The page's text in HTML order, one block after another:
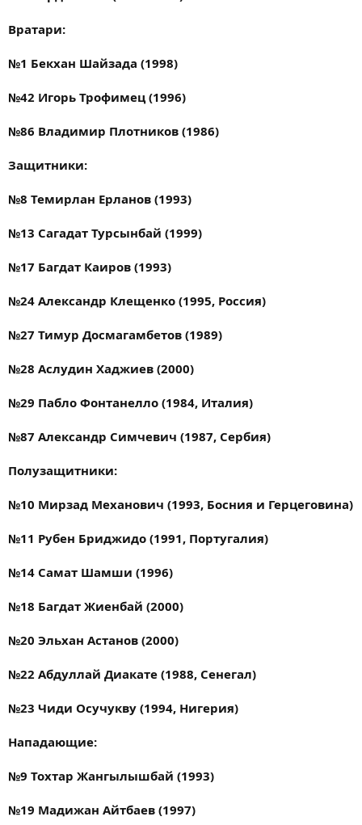
Вратари:
№1 Бекхан Шайзада (1998)
№42 Игорь Трофимец (1996)
№86 Владимир Плотников (1986)
Защитники:
№8 Темирлан Ерланов (1993)
№13 Сагадат Турсынбай (1999)
№17 Багдат Каиров (1993)
№24 Александр Клещенко (1995, Россия)
№27 Тимур Досмагамбетов (1989)
№28 Аслудин Хаджиев (2000)
№29 Пабло Фонтанелло (1984, Италия)
№87 Александр Симчевич (1987, Сербия)
Полузащитники:
№10 Мирзад Механович (1993, Босния и Герцеговина)
№11 Рубен Бриджидо (1991, Португалия)
№14 Самат Шамши (1996)
№18 Багдат Жиенбай (2000)
№20 Эльхан Астанов (2000)
№22 Абдуллай Диакате (1988, Сенегал)
№23 Чиди Осучукву (1994, Нигерия)
Нападающие:
№9 Тохтар Жангылышбай (1993)
№19 Мадижан Айтбаев (1997)